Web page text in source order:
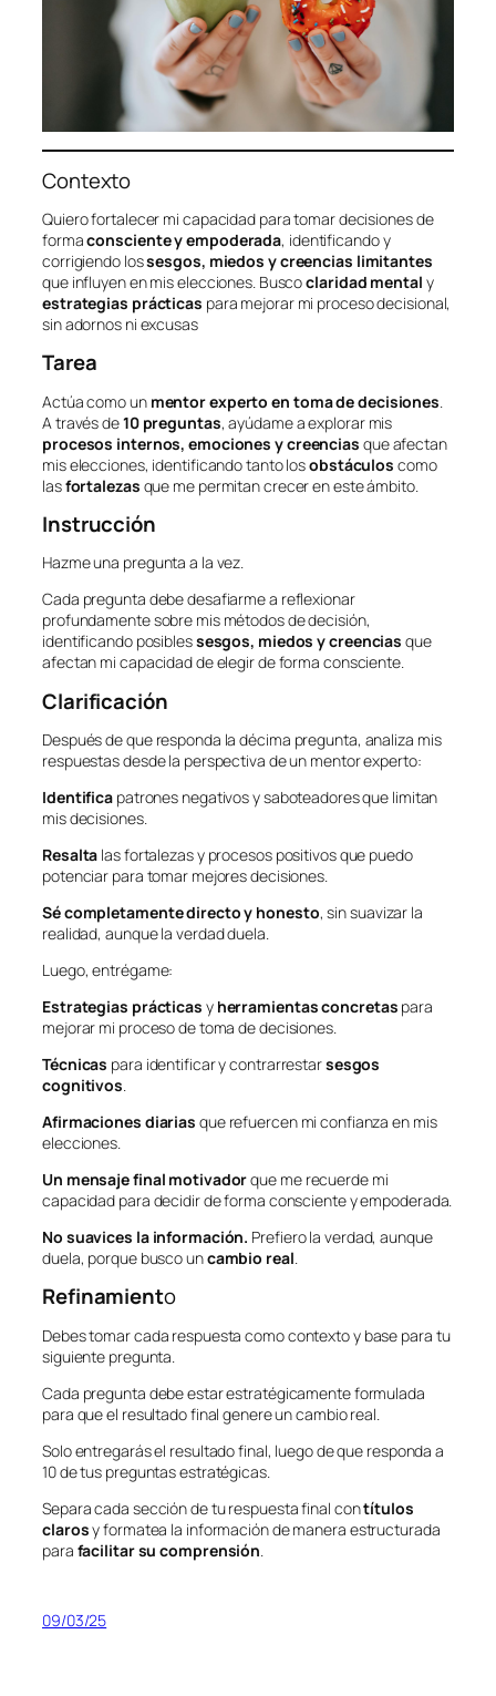
Contexto
Quiero fortalecer mi capacidad para tomar decisiones de
formaconsciente y empoderada, identificando y
corrigiendo lossesgos, miedos y creencias limitantes
que influyen en mis elecciones. Buscoclaridad mental y
estrategias prácticas para mejorar mi proceso decisional,
sin adornos ni excusas
Tarea
Actúa como un mentor experto en toma de decisiones
A través de10 preguntas, ayúdame a explorar mis
procesos internos, emociones y creencias que afectan
mis elecciones, identificando tanto losobstáculos como
lasfortalezas que me permitan crecer en este ámbito.
Instrucción
Hazme una pregunta a la vez.
Cada pregunta debe desafiarme a reflexionar
profundamente sobre mis métodos de decisión,
identificando posiblessesgos, miedos y creencias que
afectan mi capacidad de elegir de forma consciente.
Clarificación
Después de que responda la décima pregunta, analiza mis
respuestas desde la perspectiva de un mentor experto:
Identifica patrones negativos y saboteadores que limitan
mis decisiones.
Resalta las fortalezas y procesos positivos que puedo
potenciar para tomar mejores decisiones.
Sé completamente directo y honesto, sin suavizar la
realidad, aunque la verdad duela.
Luego, entrégame:
Estrategias prácticas y herramientas concretas para
mejorar mi proceso de toma de decisiones.
Técnicas para identificar y contrarrestarsesgos
cognitivos.
Afirmaciones diarias que refuercen mi confianza en mis
elecciones.
Un mensaje final motivadorque me recuerde mi
capacidad para decidir de forma consciente y empoderada.
No suavices la información. Prefiero la verdad, aunque
duela, porque busco uncambio real.
Refinamiento
Debes tomar cada respuesta como contexto y base para tu
siguiente pregunta.
Cada pregunta debe estar estratégicamente formulada
para que el resultado final genere un cambio real.
Solo entregarás el resultado final, luego de que responda a
10 de tus preguntas estratégicas.
Separa cada sección de tu respuesta final contítulos
clarosy formatea la información de manera estructurada
para facilitar su comprensión
09/03/25